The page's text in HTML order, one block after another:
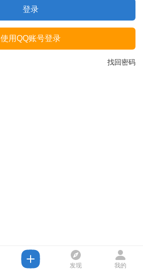
登录
使用QQ账号登录
找回密码
发现 我的